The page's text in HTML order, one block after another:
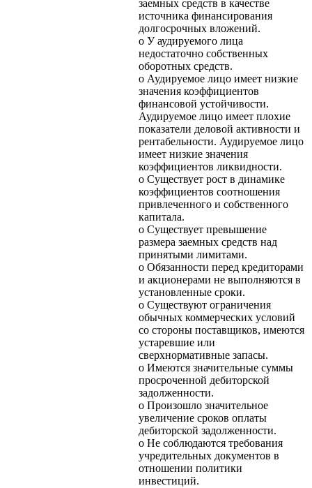
заемных средств в качестве
источника финансирования
долгосрочных вложений.
o У аудируемого лица
недостаточно собственных
оборотных средств.
o Аудируемое лицо имеет низкие
значения коэффициентов
финансовой устойчивости.
Аудируемое лицо имеет плохие
показатели деловой активности и
рентабельности. Аудируемое лицо
имеет низкие значения
коэффициентов ликвидности.
o Существует рост в динамике
коэффициентов соотношения
привлеченного и собственного
капитала.
o Существует превышение
размера заемных средств над
принятыми лимитами.
o Обязанности перед кредиторами
и акционерами не выполняются в
установленные сроки.
o Существуют ограничения
обычных коммерческих условий
со стороны поставщиков, имеются
устаревшие или
сверхнормативные запасы.
o Имеются значительные суммы
просроченной дебиторской
задолженности.
o Произошло значительное
увеличение сроков оплаты
дебиторской задолженности.
o Не соблюдаются требования
учредительных документов в
отношении политики
инвестиций.